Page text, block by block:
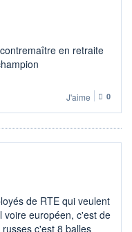
en retraite
J'aime 0
de RTE qui veulent
voire européen, c'est de
c'est 8 balles